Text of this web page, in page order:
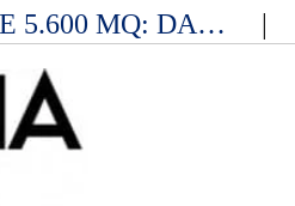
5.600 MQ: DA…